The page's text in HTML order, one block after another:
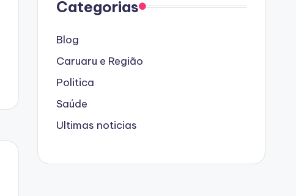
Categorias
Blog
Caruaru e Região
Politica
Saúde
Ultimas noticias